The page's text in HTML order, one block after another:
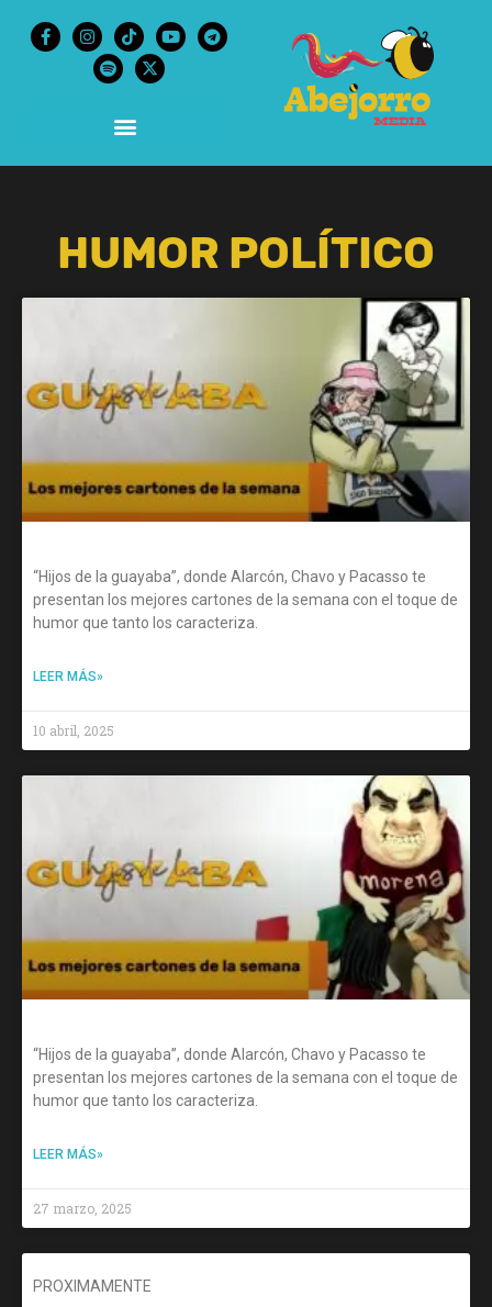
HUMOR POLÍTICO
“Hijos de la guayaba”, donde Alarcón, Chavo y Pacasso te
presentan los mejores cartones de la semana con el toque de
humor que tanto los caracteriza.
LEER MÁS»
10 abril, 2025
“Hijos de la guayaba”, donde Alarcón, Chavo y Pacasso te
presentan los mejores cartones de la semana con el toque de
humor que tanto los caracteriza.
LEER MÁS»
27 marzo, 2025
PROXIMAMENTE